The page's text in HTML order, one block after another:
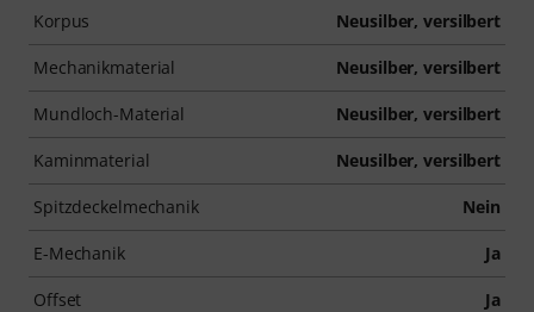
Korpus Neusilber, versilbert
Mechanikmaterial Neusilber, versilbert
Mundloch-Material Neusilber, versilbert
Kaminmaterial Neusilber, versilbert
Spitzdeckelmechanik Nein
E-Mechanik Ja
Offset Ja